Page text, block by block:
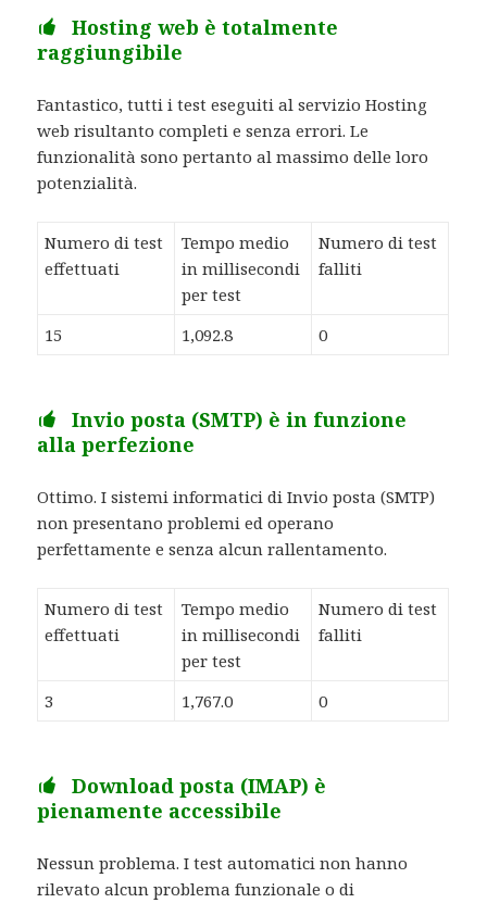
Hosting web è totalmente
raggiungibile
Fantastico, tutti i test eseguiti al servizio Hosting
web risultanto completi e senza errori. Le
funzionalità sono pertanto al massimo delle loro
potenzialità.
Numero di test
effettuati
Tempo medio
in millisecondi
per test
Numero di test
falliti
15 1,092.8 0
Invio posta (SMTP) è in funzione
alla perfezione
Ottimo. I sistemi informatici di Invio posta (SMTP)
non presentano problemi ed operano
perfettamente e senza alcun rallentamento.
Numero di test
effettuati
Tempo medio
in millisecondi
per test
Numero di test
falliti
3 1,767.0 0
Download posta (IMAP) è
pienamente accessibile
Nessun problema. I test automatici non hanno
rilevato alcun problema funzionale o di